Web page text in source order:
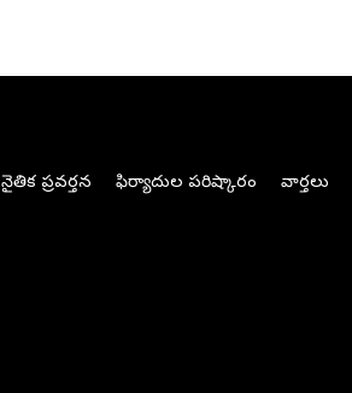
నైతిక ప్రవర్తన ఫిర్యాదుల పరిష్కారం వార్తలు